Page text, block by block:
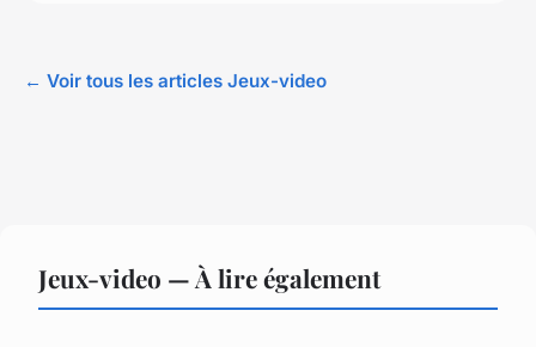
← Voir tous les articles Jeux-video
Jeux-video — À lire également